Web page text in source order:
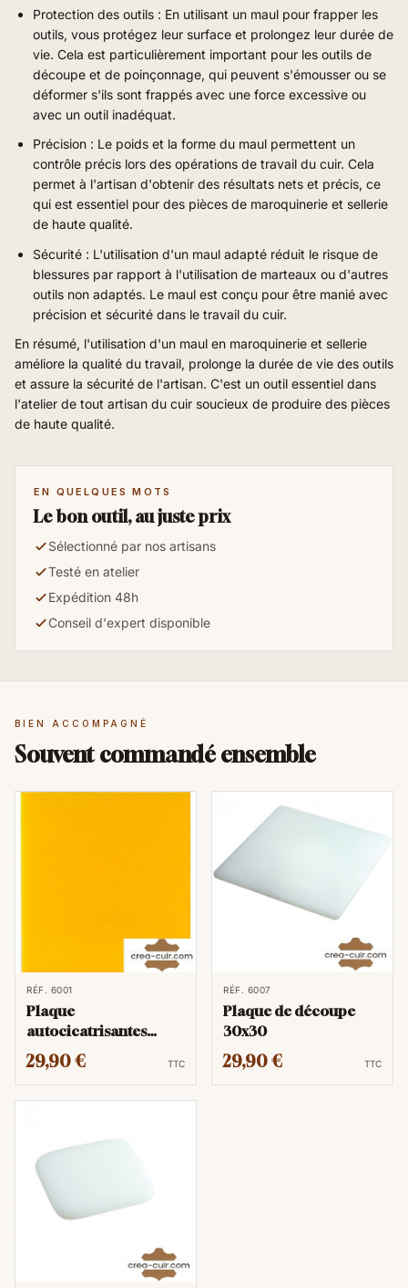
Protection des outils : En utilisant un maul pour frapper les
outils, vous protégez leur surface et prolongez leur durée de
vie. Cela est particulièrement important pour les outils de
découpe et de poinçonnage, qui peuvent s'émousser ou se
déformer s'ils sont frappés avec une force excessive ou
avec un outil inadéquat.
Précision : Le poids et la forme du maul permettent un
contrôle précis lors des opérations de travail du cuir. Cela
permet à l'artisan d'obtenir des résultats nets et précis, ce
qui est essentiel pour des pièces de maroquinerie et sellerie
de haute qualité.
Sécurité : L'utilisation d'un maul adapté réduit le risque de
blessures par rapport à l'utilisation de marteaux ou d'autres
outils non adaptés. Le maul est conçu pour être manié avec
précision et sécurité dans le travail du cuir.
En résumé, l'utilisation d'un maul en maroquinerie et sellerie
améliore la qualité du travail, prolonge la durée de vie des outils
et assure la sécurité de l'artisan. C'est un outil essentiel dans
l'atelier de tout artisan du cuir soucieux de produire des pièces
de haute qualité.
EN QUELQUES MOTS
Le bon outil, au juste prix
Sélectionné par nos artisans
Testé en atelier
Expédition 48h
Conseil d'expert disponible
BIEN ACCOMPAGNÉ
Souvent commandé ensemble
RÉF. 6001
Plaque
autocicatrisantes
30x30cm
29,90 € TTC
RÉF. 6007
Plaque de découpe
30x30
29,90 € TTC